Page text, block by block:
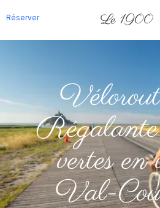
Réserver Le 1900
Régalante
vertes en
Val-